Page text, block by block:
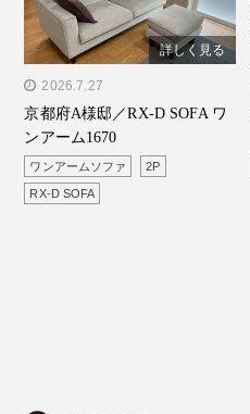
" alt="京都府A様邸／RX-D
SOFA ワンアーム1670"/>
詳しく見る
2026.7.27
京都府A様邸／RX-D SOFA ワ
ンアーム1670
ワンアームソファ 2P
RX-D SOFA